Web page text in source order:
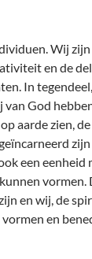
Wij
en de
In
God
aarde zien,
een eenheid
en wij, de
en